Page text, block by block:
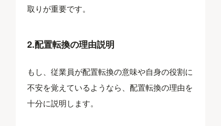
取りが重要です。
2.配置転換の理由説明
もし、従業員が配置転換の意味や自身の役割に
不安を覚えているようなら、配置転換の理由を
十分に説明します。